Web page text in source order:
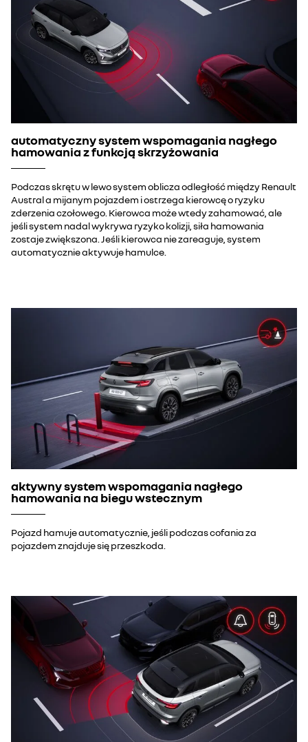
automatyczny system wspomagania nagłego
hamowania z funkcją skrzyżowania
Podczas skrętu w lewo system oblicza odległość między Renault
Austral a mijanym pojazdem i ostrzega kierowcę o ryzyku
zderzenia czołowego. Kierowca może wtedy zahamować, ale
jeśli system nadal wykrywa ryzyko kolizji, siła hamowania
zostaje zwiększona. Jeśli kierowca nie zareaguje, system
automatycznie aktywuje hamulce.
aktywny system wspomagania nagłego
hamowania na biegu wstecznym
Pojazd hamuje automatycznie, jeśli podczas cofania za
pojazdem znajduje się przeszkoda.